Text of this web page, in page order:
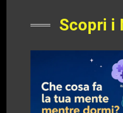
Scopri i